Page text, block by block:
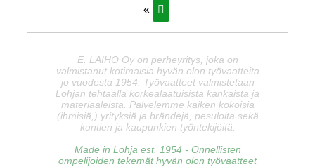
«
E. LAIHO Oy on perheyritys, joka on
valmistanut kotimaisia hyvän olon työvaatteita
jo vuodesta 1954. Työvaatteet valmistetaan
Lohjan tehtaalla korkealaatuisista kankaista ja
materiaaleista. Palvelemme kaiken kokoisia
(ihmisiä,) yrityksiä ja brändejä, pesuloita sekä
kuntien ja kaupunkien työntekijöitä.
Made in Lohja est. 1954 - Onnellisten
ompelijoiden tekemät hyvän olon työvaatteet